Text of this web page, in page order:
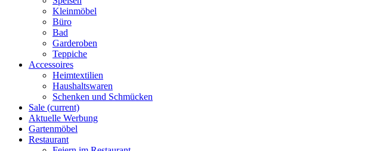
Kleinmöbel
Büro
Bad
Garderoben
Teppiche
Accessoires
Heimtextilien
Haushaltswaren
Schenken und Schmücken
Sale (current)
Aktuelle Werbung
Gartenmöbel
Restaurant